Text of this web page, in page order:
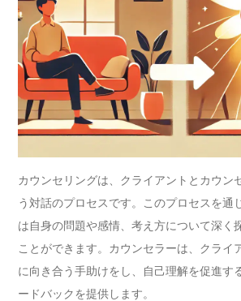
カウンセリングは、クライアントとカウン
う対話のプロセスです。このプロセスを通
は自身の問題や感情、考え方について深く
ことができます。カウンセラーは、クライ
に向き合う手助けをし、自己理解を促進す
ードバックを提供します。